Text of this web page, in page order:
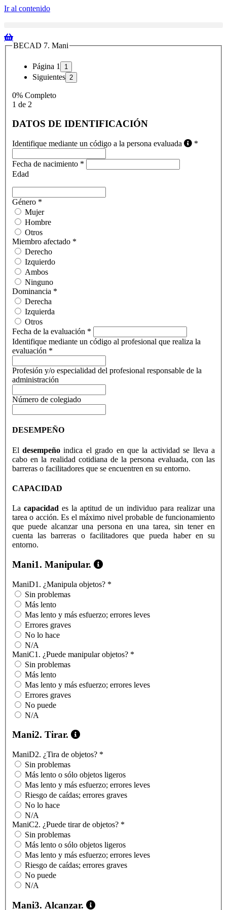
Ir al contenido
Página 1
Siguientes
0% Completo
1 de 2
BECAD 7. Mani
DATOS DE IDENTIFICACIÓN
Identifique mediante un código a la persona evaluada *
Fecha de nacimiento *
Edad
Género *
Mujer
Hombre
Otros
Miembro afectado *
Derecho
Izquierdo
Ambos
Ninguno
Dominancia *
Derecha
Izquierda
Otros
Fecha de la evaluación *
Identifique mediante un código al profesional que realiza la
evaluación *
Profesión y/o especialidad del profesional responsable de la
administración
Número de colegiado
DESEMPEÑO
El desempeño indica el grado en que la actividad se lleva a
cabo en la realidad cotidiana de la persona evaluada, con las
barreras o facilitadores que se encuentren en su entorno.
CAPACIDAD
La capacidad es la aptitud de un individuo para realizar una
tarea o acción. Es el máximo nivel probable de funcionamiento
que puede alcanzar una persona en una tarea, sin tener en
cuenta las barreras o facilitadores que pueda haber en su
entorno.
Mani1. Manipular.
ManiD1. ¿Manipula objetos? *
Sin problemas
Más lento
Mas lento y más esfuerzo; errores leves
Errores graves
No lo hace
N/A
ManiC1. ¿Puede manipular objetos? *
Sin problemas
Más lento
Mas lento y más esfuerzo; errores leves
Errores graves
No puede
N/A
Mani2. Tirar.
ManiD2. ¿Tira de objetos? *
Sin problemas
Más lento o sólo objetos ligeros
Mas lento y más esfuerzo; errores leves
Riesgo de caídas; errores graves
No lo hace
N/A
ManiC2. ¿Puede tirar de objetos? *
Sin problemas
Más lento o sólo objetos ligeros
Mas lento y más esfuerzo; errores leves
Riesgo de caídas; errores graves
No puede
N/A
Mani3. Alcanzar.